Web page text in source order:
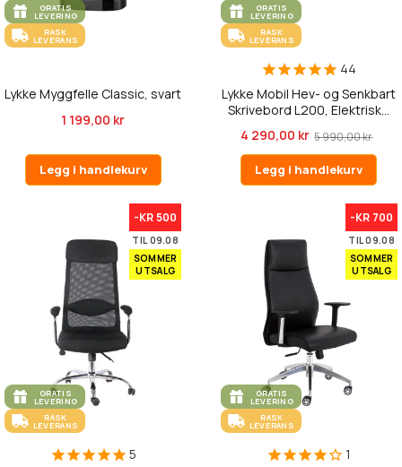
GRATIS
LEVERING
RASK
LEVERANS
Lykke Myggfelle Classic, svart
1 199,00 kr
Legg i handlekurv
GRATIS
LEVERING
RASK
LEVERANS
44
Lykke Mobil Hev- og Senkbart
Skrivebord L200, Elektrisk...
4 290,00 kr 5 990,00 kr
Legg i handlekurv
-KR 500
TIL 09.08
SOMMER
UTSALG
GRATIS
LEVERING
RASK
LEVERANS
5
-KR 700
TIL 09.08
SOMMER
UTSALG
GRATIS
LEVERING
RASK
LEVERANS
1